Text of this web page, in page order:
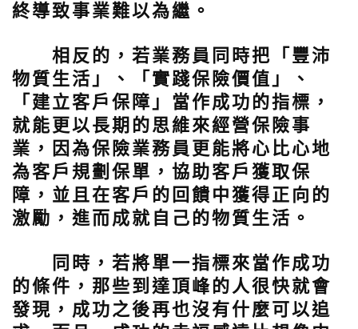
終導致事業難以為繼。
相反的，若業務員同時把「豐沛
物質生活」、「實踐保險價值」、
「建立客戶保障」當作成功的指標，
就能更以長期的思維來經營保險事
業，因為保險業務員更能將心比心地
為客戶規劃保單，協助客戶獲取保
障，並且在客戶的回饋中獲得正向的
激勵，進而成就自己的物質生活。
同時，若將單一指標來當作成功
的條件，那些到達頂峰的人很快就會
發現，成功之後再也沒有什麼可以追